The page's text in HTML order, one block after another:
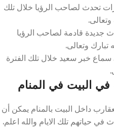
تحدث لصاحب الرؤيا خلال تلك
جديدة قادمة لصاحب الرؤيا
تبارك وتعالى.
سماع خبر سعيد خلال تلك الفترة
البيت في المنام
داخل البيت بالمنام يمكن أن
حياتهم تلك الايام والله اعلم.